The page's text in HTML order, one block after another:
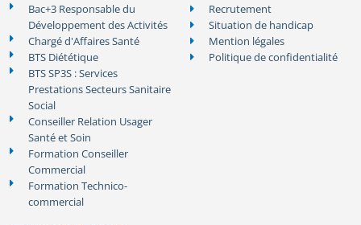
Bac+3 Responsable du
Développement des Activités
Chargé d'Affaires Santé
BTS Diététique
BTS SP3S : Services
Prestations Secteurs Sanitaire
Social
Conseiller Relation Usager
Santé et Soin
Formation Conseiller
Commercial
Formation Technico-
commercial
Recrutement
Situation de handicap
Mention légales
Politique de confidentialité